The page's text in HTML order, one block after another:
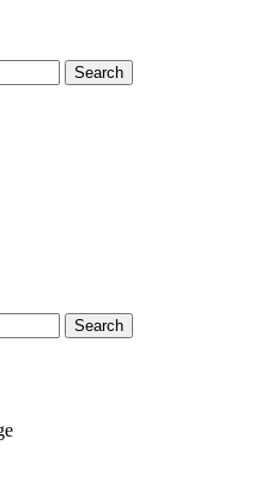
Search
Search